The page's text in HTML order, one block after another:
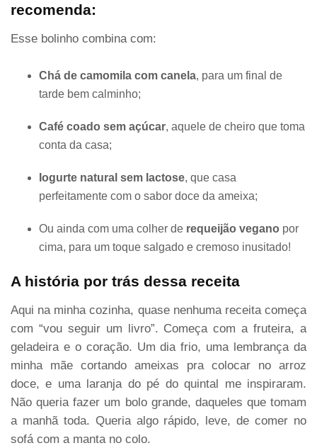
recomenda:
Esse bolinho combina com:
Chá de camomila com canela, para um final de
tarde bem calminho;
Café coado sem açúcar, aquele de cheiro que toma
conta da casa;
Iogurte natural sem lactose, que casa
perfeitamente com o sabor doce da ameixa;
Ou ainda com uma colher de requeijão vegano por
cima, para um toque salgado e cremoso inusitado!
A história por trás dessa receita
Aqui na minha cozinha, quase nenhuma receita começa
com “vou seguir um livro”. Começa com a fruteira, a
geladeira e o coração. Um dia frio, uma lembrança da
minha mãe cortando ameixas pra colocar no arroz
doce, e uma laranja do pé do quintal me inspiraram.
Não queria fazer um bolo grande, daqueles que tomam
a manhã toda. Queria algo rápido, leve, de comer no
sofá com a manta no colo.